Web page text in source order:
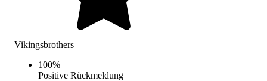
Vikingsbrothers
100%
Positive Rückmeldung